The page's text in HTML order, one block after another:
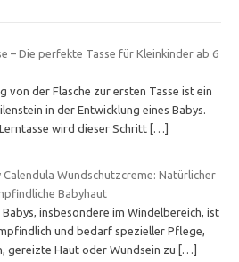
– Die perfekte Tasse für Kleinkinder ab 6
von der Flasche zur ersten Tasse ist ein
in der Entwicklung eines Babys.
wird dieser Schritt […]
Calendula Wundschutzcreme: Natürlicher
Babyhaut
insbesondere im Windelbereich, ist
und bedarf spezieller Pflege,
gereizte Haut oder Wundsein zu
[…]